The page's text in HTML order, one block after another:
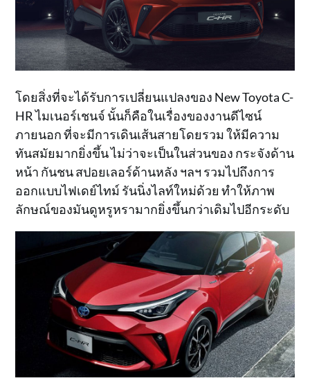
โดยสิ่งที่จะได้รับการเปลี่ยนแปลงของ New Toyota C-
HR ไมเนอร์เชนจ์ นั้นก็คือในเรื่องของงานดีไซน์
ภายนอก ที่จะมีการเดินเส้นสายโดยรวม ให้มีความ
ทันสมัยมากยิ่งขึ้น ไม่ว่าจะเป็นในส่วนของ กระจังด้าน
หน้า กันชน สปอยเลอร์ด้านหลัง ฯลฯ รวมไปถึงการ
ออกแบบไฟเดย์ไทม์ รันนิ่งไลท์ใหม่ด้วย ทำให้ภาพ
ลักษณ์ของมันดูหรูหรามากยิ่งขึ้นกว่าเดิมไปอีกระดับ